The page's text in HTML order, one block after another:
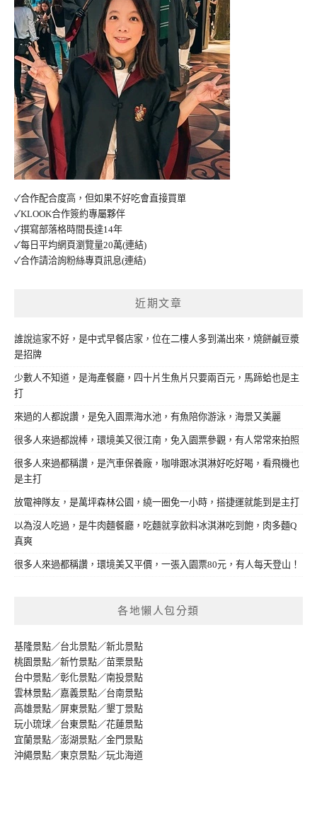
✓合作配合度高，但如果不好吃會直接買單
✓KLOOK合作簽約專屬夥伴
✓撰寫部落格時間長達14年
✓每日平均網頁瀏覽量20萬(連結)
✓合作請洽詢粉絲專頁訊息(連結)
近期文章
誰說這家不好，是中式早餐店家，位在二樓人多到滿出來，燒餅鹹豆漿
是招牌
少數人不知道，是海產餐廳，四十片生魚片只要兩百元，馬蹄蛤也是主
打
來過的人都說讚，是免入園票海水池，有魚陪你游泳，海景又美麗
很多人來過都說棒，環境美又很江南，免入園票參觀，有人常常來拍照
很多人來過都稱讚，是汽車保養廠，咖啡跟冰淇淋好吃好喝，看飛機也
是主打
放電神隊友，是萬坪森林公園，繞一圈免一小時，搭捷運就能到是主打
以為沒人吃過，是牛肉麵餐廳，吃麵就享飲料冰淇淋吃到飽，肉多麵Q
真爽
很多人來過都稱讚，環境美又平價，一張入園票80元，有人每天登山！
各地懶人包分類
基隆景點／台北景點／新北景點
桃園景點／新竹景點／苗栗景點
台中景點／彰化景點／南投景點
雲林景點／嘉義景點／台南景點
高雄景點／屏東景點／墾丁景點
玩小琉球／台東景點／花蓮景點
宜蘭景點／澎湖景點／金門景點
沖繩景點／東京景點／玩北海道